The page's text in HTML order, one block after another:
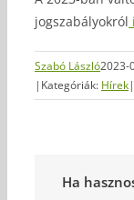
jogszabályokról
Szabó László2023-
| Kategóriák: Hírek|
Ha